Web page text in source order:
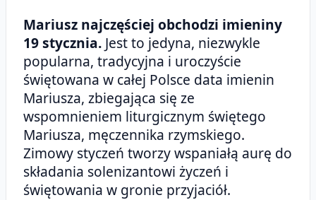
Mariusz najczęściej obchodzi imieniny
19 stycznia. Jest to jedyna, niezwykle
popularna, tradycyjna i uroczyście
świętowana w całej Polsce data imienin
Mariusza, zbiegająca się ze
wspomnieniem liturgicznym świętego
Mariusza, męczennika rzymskiego.
Zimowy styczeń tworzy wspaniałą aurę do
składania solenizantowi życzeń i
świętowania w gronie przyjaciół.